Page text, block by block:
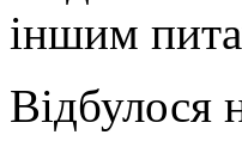
іншим
Відбулося